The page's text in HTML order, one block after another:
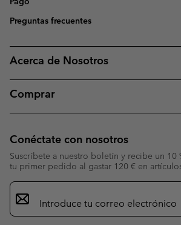
Preguntas frecuentes
Acerca de Nosotros
Comprar
Conéctate con nosotros
Suscríbete a nuestro boletín y recibe un 10
tu primer pedido al gastar 120 € en
Suscripción
de
correo